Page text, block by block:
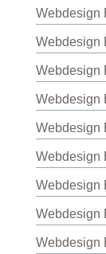
Webdesign
Webdesign
Webdesign
Webdesign
Webdesign
Webdesign
Webdesign
Webdesign
Webdesign